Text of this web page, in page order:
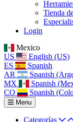
Tienda
Login
Mexico
US
English (US)
ES
Spanish
AR
Spanish
MX
Spanish
CO
Spanish
Menu
Categorías